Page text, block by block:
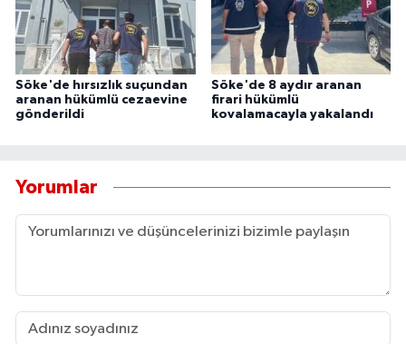
Söke'de hırsızlık suçundan
aranan hükümlü cezaevine
gönderildi
Söke'de 8 aydır aranan
firari hükümlü
kovalamacayla yakalandı
Yorumlar